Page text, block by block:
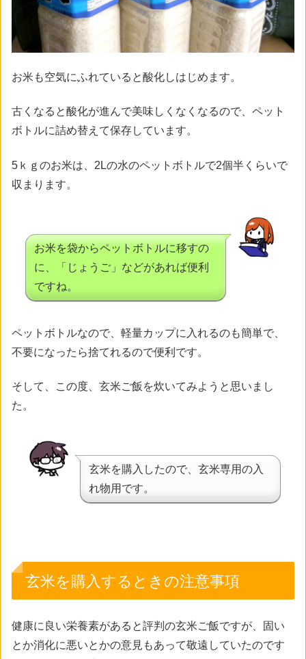
お米も空気にふれていると酸化しはじめます。
古くなると酸化が進んで美味しくなくなるので、ペット
ボトルに詰め替えて保存しています。
5ｋｇのお米は、2Lの水のペットボトルで2個半くらいで
収まります。
お米を袋からペットボトルに移すの
に、「じょうご」などがあれば便利
ですね。
ペットボトルなので、軽量カップに入れるのも簡単で、
不要になったら捨てれるので便利です。
そして、この度、玄米ご飯を炊いてみようと思いまし
た。
玄米を購入したので、玄米専用の入
れ物用です。
玄米を購入するときの注意事項
健康に良い栄養素があると評判の玄米ご飯ですが、固い
とか消化に悪いとかの意見もあって敬遠していたのです